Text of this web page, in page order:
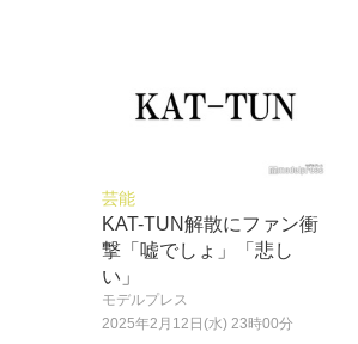
芸能
KAT-TUN解散にファン衝
撃「嘘でしょ」「悲し
い」
モデルプレス
2025年2月12日(水) 23時00分